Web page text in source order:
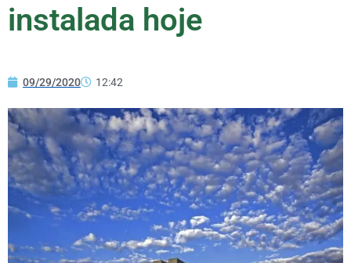
instalada hoje
09/29/2020 12:42